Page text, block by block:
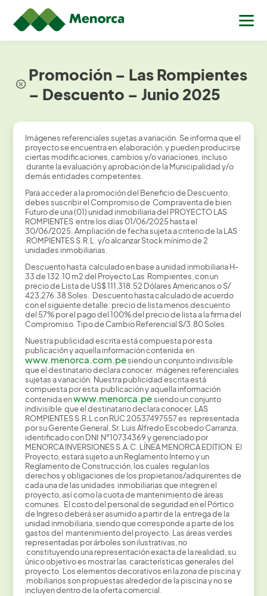
Promoción – Las Rompientes
– Descuento – Junio 2025
Imágenes referenciales sujetas a variación. Se informa que el
proyecto se encuentra en elaboración, y pueden producirse
ciertas modificaciones, cambios y/o variaciones, incluso
durante la evaluación y aprobación de la Municipalidad y/o
demás entidades competentes.
Para acceder a la promoción del Beneficio de Descuento,
debes suscribir el Compromiso de Compraventa de bien
Futuro de una (01) unidad inmobiliaria del PROYECTO LAS
ROMPIENTES entre los días 01/06/2025 hasta el
30/06/2025. Ampliación de fecha sujeta a criterio de la LAS
ROMPIENTES S.R.L. y/o alcanzar Stock mínimo de 2
unidades inmobiliarias.
Descuento hasta calculado en base a unidad inmobiliaria H-
33 de 132.10 m2 del Proyecto Las Rompientes, con un
precio de Lista de US$ 111,318.52 Dólares Americanos o S/
423,276.38 Soles. Descuento hasta calculado de acuerdo
con el siguiente detalle: precio de lista menos descuento
del 57% por el pago del 100% del precio de lista a la firma del
Compromiso. Tipo de Cambio Referencial S/3.80 Soles.
Nuestra publicidad escrita está compuesta por esta
publicación y aquella información contenida en
www.menorca.com.pesiendo un conjunto indivisible
que el destinatario declara conocer. mágenes referenciales
sujetas a variación. Nuestra publicidad escrita está
compuesta por esta publicación y aquella información
contenida enwww.menorca.pesiendo un conjunto
indivisible que el destinatario declara conocer. LAS
ROMPIENTES S.R.L con RUC 20537497557 es representada
por su Gerente General, Sr. Luis Alfredo Escobedo Carranza,
identificado con DNI N°10734369 y gerenciado por
MENORCA INVERSIONES S.A.C. LÍNEA MENORCA EDITION. El
Proyecto, estará sujeto a un Reglamento Interno y un
Reglamento de Construcción, los cuales regulan los
derechos y obligaciones de los propietarios/adquirentes de
cada una de las unidades inmobiliarias que integren el
proyecto, así como la cuota de mantenimiento de áreas
comunes. El costo del personal de seguridad en el Pórtico
de Ingreso deberá ser asumido a partir de la entrega de la
unidad inmobiliaria, siendo que corresponde a parte de los
gastos del mantenimiento del proyecto. Las áreas verdes
representadas por árboles son ilustrativas, no
constituyendo una representación exacta de la realidad, su
único objetivo es mostrar las características generales del
proyecto. Los elementos decorativos en la zona de piscina y
mobiliarios son propuestas alrededor de la piscina y no se
incluyen dentro de la oferta comercial.